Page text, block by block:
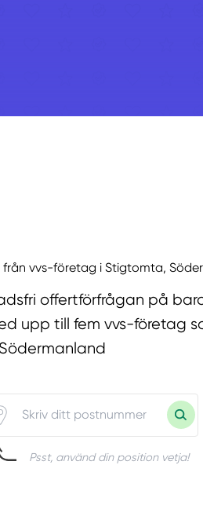
från vvs-företag i Stigtomta,
offertförfrågan på
upp till fem vvs-företag
Psst, använd din position vetja!